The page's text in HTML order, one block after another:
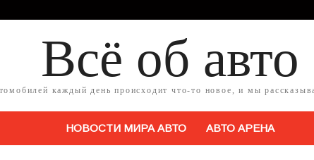
Всё об авто
каждый день происходит что-то новое, и мы
НОВОСТИ МИРА АВТО АВТО АРЕНА